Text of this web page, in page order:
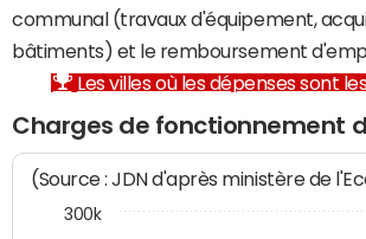
communal (travaux d'équipement,
bâtiments) et le remboursement
Les villes où les dépenses sont
Charges de fonctionnement
(Source : JDN d'après ministère de
300k